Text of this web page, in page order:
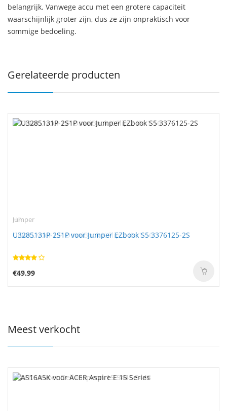
belangrijk. Vanwege accu met een grotere capaciteit
waarschijnlijk groter zijn, dus ze zijn onpraktisch voor
sommige bedoeling.
Gerelateerde producten
Jumper
U3285131P-2S1P voor Jumper EZbook S5 3376125-2S
€49.99
Meest verkocht